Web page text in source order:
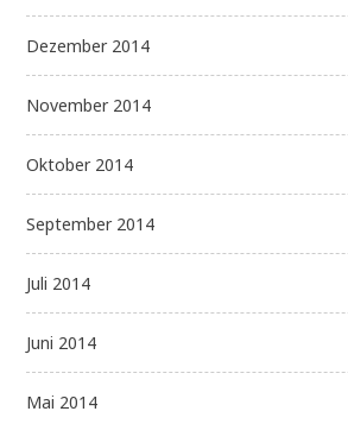
Dezember 2014
November 2014
Oktober 2014
September 2014
Juli 2014
Juni 2014
Mai 2014